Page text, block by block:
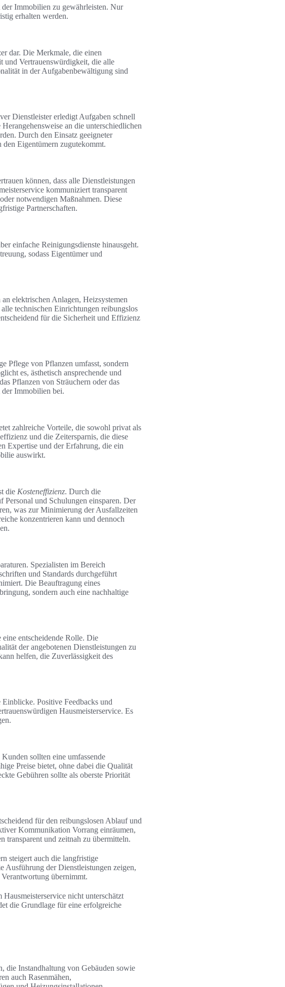
Immobilien zu gewährleisten. Nur
erhalten werden.
dar. Die Merkmale, die einen
und Vertrauenswürdigkeit, die alle
in der Aufgabenbewältigung sind
Dienstleister erledigt Aufgaben schnell
an die unterschiedlichen
Durch den Einsatz geeigneter
Eigentümern zugutekommt.
können, dass alle Dienstleistungen
kommuniziert transparent
notwendigen Maßnahmen. Diese
Partnerschaften.
einfache Reinigungsdienste hinausgeht.
sodass Eigentümer und
elektrischen Anlagen, Heizsystemen
technischen Einrichtungen reibungslos
für die Sicherheit und Effizienz
Pflege von Pflanzen umfasst, sondern
es, ästhetisch ansprechende und
Pflanzen von Sträuchern oder das
der Immobilien bei.
zahlreiche Vorteile, die sowohl privat als
und die Zeitersparnis, die diese
Expertise und der Erfahrung, die ein
auswirkt.
die Kosteneffizienz. Durch die
und Schulungen einsparen. Der
was zur Minimierung der Ausfallzeiten
konzentrieren kann und dennoch
Spezialisten im Bereich
und Standards durchgeführt
Die Beauftragung eines
sondern auch eine nachhaltige
eine entscheidende Rolle. Die
der angebotenen Dienstleistungen zu
helfen, die Zuverlässigkeit des
Positive Feedbacks und
Hausmeisterservice. Es
sollten eine umfassende
Preise bietet, ohne dabei die Qualität
Gebühren sollte als oberste Priorität
für den reibungslosen Ablauf und
Kommunikation Vorrang einräumen,
transparent und zeitnah zu übermitteln.
steigert auch die langfristige
Ausführung der Dienstleistungen zeigen,
übernimmt.
nicht unterschätzt
die Grundlage für eine erfolgreiche
die Instandhaltung von Gebäuden sowie
auch Rasenmähen,